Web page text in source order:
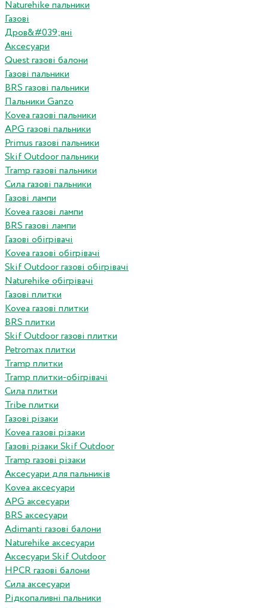
Naturehike пальники
Газові
Дров&#039;яні
Аксесуари
Quest газові балони
Газові пальники
BRS газові пальники
Пальники Ganzo
Kovea газові пальники
APG газові пальники
Primus газові пальники
Skif Outdoor пальники
Tramp газові пальники
Сила газові пальники
Газові лампи
Kovea газові лампи
BRS газові лампи
Газові обігрівачі
Kovea газові обігрівачі
Skif Outdoor газові обігрівачі
Naturehike обігрівачі
Газові плитки
Kovea газові плитки
BRS плитки
Skif Outdoor газові плитки
Petromax плитки
Tramp плитки
Tramp плитки-обігрівачі
Сила плитки
Tribe плитки
Газові різаки
Kovea газові різаки
Газові різаки Skif Outdoor
Tramp газові різаки
Аксесуари для пальників
Kovea аксесуари
APG аксесуари
BRS аксесуари
Adimanti газові балони
Naturehike аксесуари
Аксесуари Skif Outdoor
HPCR газові балони
Сила аксесуари
Рідкопаливні пальники